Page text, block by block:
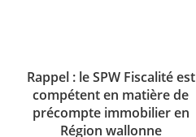
Rappel : le SPW Fiscalité est
compétent en matière de
précompte immobilier en
Région wallonne